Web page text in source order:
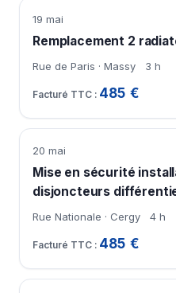
19 mai
Remplacement 2
Rue de Paris · Massy 3 h
485 €
20 mai
Mise en sécurité
disjoncteurs
Rue Nationale · Cergy 4 h
485 €